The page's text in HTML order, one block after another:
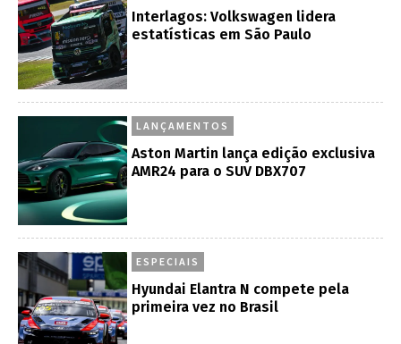
Interlagos: Volkswagen lidera
estatísticas em São Paulo
LANÇAMENTOS
Aston Martin lança edição exclusiva
AMR24 para o SUV DBX707
ESPECIAIS
Hyundai Elantra N compete pela
primeira vez no Brasil